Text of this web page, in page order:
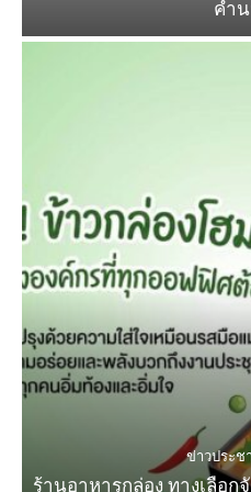
คำ
ข่าวประช
ร้านอาหารกล่อง ทางเลือก